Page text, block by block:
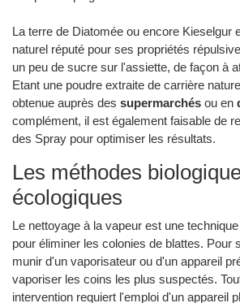
La terre de Diatomée ou encore Kieselgur
naturel réputé pour ses propriétés
un peu de sucre sur l'assiette, de façon à
Etant une poudre extraite de carrière
obtenue auprès des supermarchés ou en
complément, il est également faisable de
des Spray pour optimiser les résultats.
Les méthodes
écologiques
Le nettoyage à la vapeur est une
pour éliminer les colonies de blattes. Pour
munir d'un vaporisateur ou d'un appareil
vaporiser les coins les plus suspectés.
intervention requiert l'emploi d'un appareil